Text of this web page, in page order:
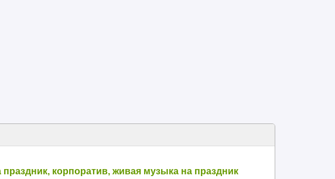
корпоратив, живая музыка на праздник